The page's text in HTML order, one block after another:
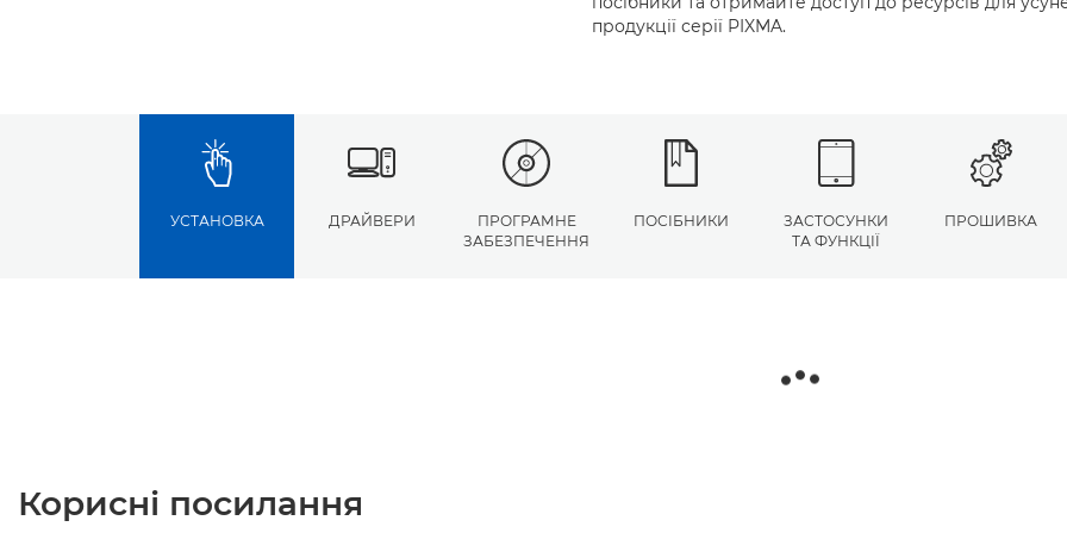
продукції серії PIXMA.
УСТАНОВКА ДРАЙВЕРИ
ПРОГРАМНЕ
ЗАБЕЗПЕЧЕННЯ
ПОСІБНИКИ
ЗАСТОСУНКИ
ТА ФУНКЦІЇ
ПРОШИВКА
Корисні посилання